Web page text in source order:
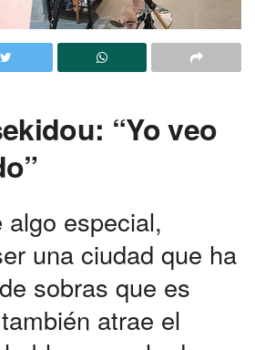
“Yo veo
algo especial,
una ciudad que ha
sobras que es
atrae el